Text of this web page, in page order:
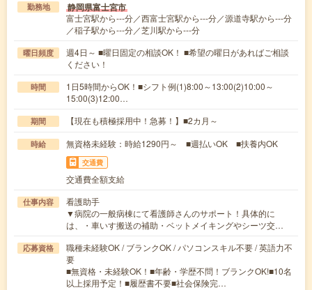
勤務地 静岡県富士宮市
富士宮駅から---分／西富士宮駅から---分／源道寺駅から---分
／稲子駅から---分／芝川駅から---分
曜日頻度
週4日～ ■曜日固定の相談OK！ ■希望の曜日があればご相談
ください！
時間
1日5時間からOK！■シフト例(1)8:00～13:00(2)10:00～
15:00(3)12:00…
期間 【現在も積極採用中！急募！】■2カ月～
時給 無資格未経験：時給1290円～ ■週払いOK ■扶養内OK
交通費
交通費全額支給
仕事内容
看護助手
▼病院の一般病棟にて看護師さんのサポート！具体的に
は、・車いす搬送の補助・ベットメイキングやシーツ交…
応募資格
職種未経験OK / ブランクOK / パソコンスキル不要 / 英語力不
要
■無資格・未経験OK！■年齢・学歴不問！ブランクOK!■10名
以上採用予定！■履歴書不要■社会保険完…